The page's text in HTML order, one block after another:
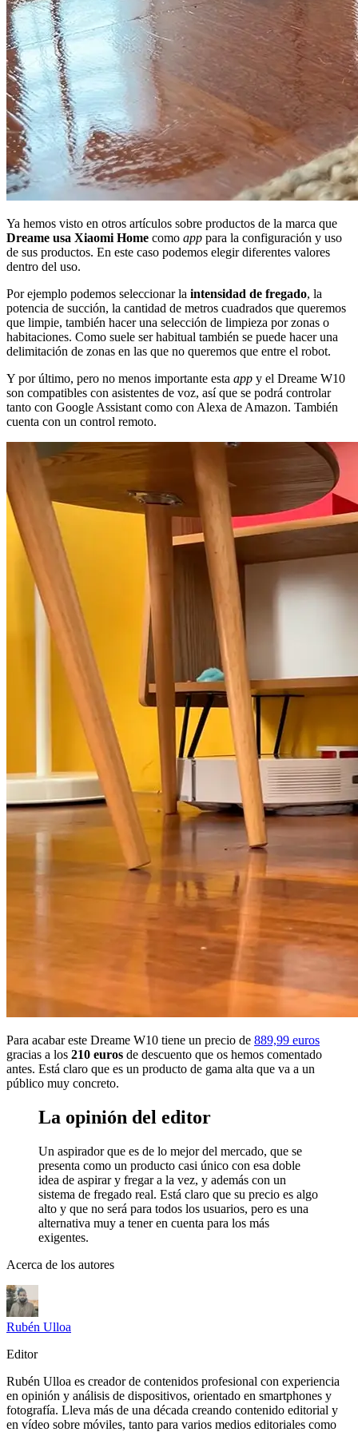
Ya hemos visto en otros artículos sobre productos de la marca que
Dreame usa Xiaomi Home como app para la configuración y uso
de sus productos. En este caso podemos elegir diferentes valores
dentro del uso.
Por ejemplo podemos seleccionar la intensidad de fregado, la
potencia de succión, la cantidad de metros cuadrados que queremos
que limpie, también hacer una selección de limpieza por zonas o
habitaciones. Como suele ser habitual también se puede hacer una
delimitación de zonas en las que no queremos que entre el robot.
Y por último, pero no menos importante esta app y el Dreame W10
son compatibles con asistentes de voz, así que se podrá controlar
tanto con Google Assistant como con Alexa de Amazon. También
cuenta con un control remoto.
Para acabar este Dreame W10 tiene un precio de 889,99 euros
gracias a los 210 euros de descuento que os hemos comentado
antes. Está claro que es un producto de gama alta que va a un
público muy concreto.
La opinión del editor
Un aspirador que es de lo mejor del mercado, que se
presenta como un producto casi único con esa doble
idea de aspirar y fregar a la vez, y además con un
sistema de fregado real. Está claro que su precio es algo
alto y que no será para todos los usuarios, pero es una
alternativa muy a tener en cuenta para los más
exigentes.
Acerca de los autores
Rubén Ulloa
Editor
Rubén Ulloa es creador de contenidos profesional con experiencia
en opinión y análisis de dispositivos, orientado en smartphones y
fotografía. Lleva más de una década creando contenido editorial y
en vídeo sobre móviles, tanto para varios medios editoriales como